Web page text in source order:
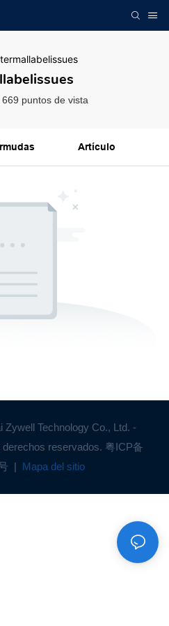
termallabelissues
669 puntos de vista
Artículo
Zywell Technology Co., Ltd. -
reservados. 粤ICP备
| Mapa del sitio